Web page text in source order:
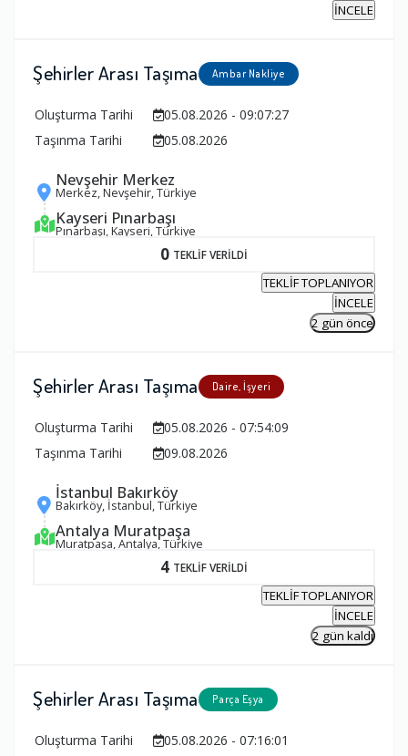
İNCELE
Şehirler Arası Taşıma Ambar Nakliye
Oluşturma Tarihi
05.08.2026 - 09:07:27
Taşınma Tarihi
05.08.2026
Nevşehir Merkez
Merkez, Nevşehir, Türkiye
Kayseri Pınarbaşı
Pınarbaşı, Kayseri, Türkiye
0 TEKLİF VERİLDİ
TEKLİF TOPLANIYOR
İNCELE
2 gün önce
Şehirler Arası Taşıma Daire, İşyeri
Oluşturma Tarihi
05.08.2026 - 07:54:09
Taşınma Tarihi
09.08.2026
İstanbul Bakırköy
Bakırköy, İstanbul, Türkiye
Antalya Muratpaşa
Muratpaşa, Antalya, Türkiye
4 TEKLİF VERİLDİ
TEKLİF TOPLANIYOR
İNCELE
2 gün kaldı
Şehirler Arası Taşıma Parça Eşya
Oluşturma Tarihi
05.08.2026 - 07:16:01